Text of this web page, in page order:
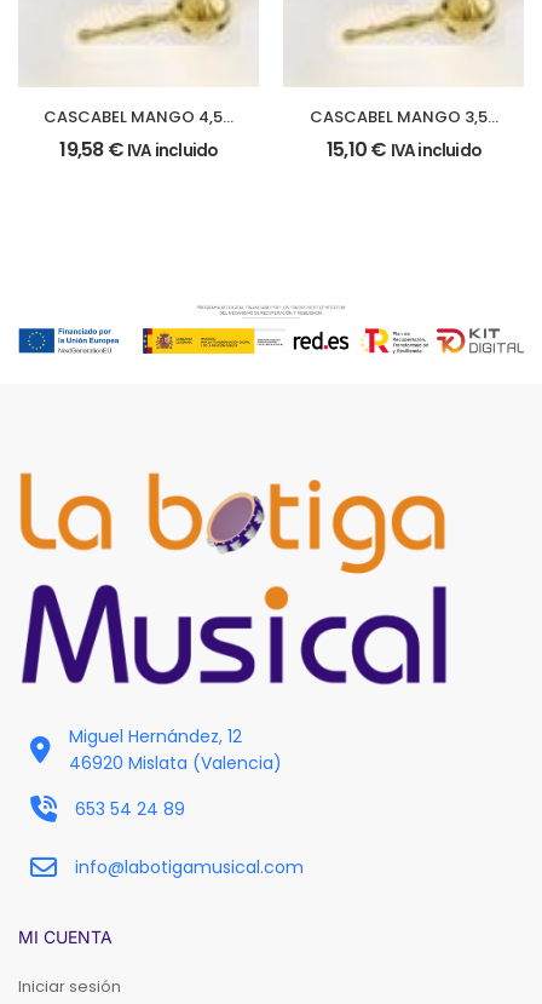
CASCABEL MANGO 4,5 x
13 cm.
19,58€ IVA incluido
CASCABEL MANGO 3,5 x
10,5 cm.
15,10€ IVA incluido
Miguel Hernández, 12
46920 Mislata (Valencia)
653 54 24 89
info@labotigamusical.com
MI CUENTA
Iniciar sesión